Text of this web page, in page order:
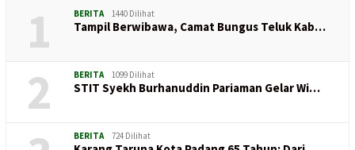
1 BERITA 1440 Dilihat
Tampil Berwibawa, Camat Bungus Teluk Kab…
2 BERITA 1099 Dilihat
STIT Syekh Burhanuddin Pariaman Gelar Wi…
BERITA 724 Dilihat